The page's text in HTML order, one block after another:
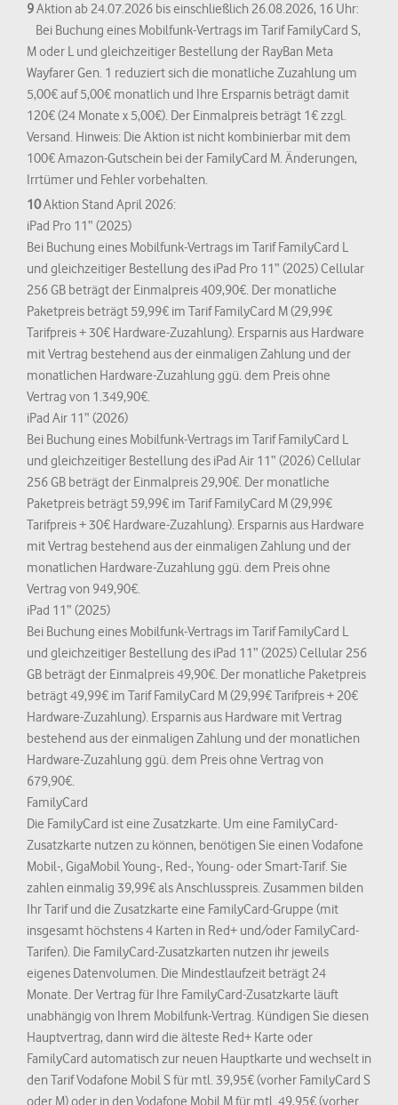
9Aktion ab 24.07.2026 bis einschließlich 26.08.2026, 16 Uhr:
Bei Buchung eines Mobilfunk-Vertrags im Tarif FamilyCard S,
M oder L und gleichzeitiger Bestellung der RayBan Meta
Wayfarer Gen. 1 reduziert sich die monatliche Zuzahlung um
5,00€ auf 5,00€ monatlich und Ihre Ersparnis beträgt damit
120€ (24 Monate x 5,00€). Der Einmalpreis beträgt 1€ zzgl.
Versand. Hinweis: Die Aktion ist nicht kombinierbar mit dem
100€ Amazon-Gutschein bei der FamilyCard M. Änderungen,
Irrtümer und Fehler vorbehalten.
10Aktion Stand April 2026:
iPad Pro 11“ (2025)
Bei Buchung eines Mobilfunk-Vertrags im Tarif FamilyCard L
und gleichzeitiger Bestellung des iPad Pro 11“ (2025) Cellular
256 GB beträgt der Einmalpreis 409,90€. Der monatliche
Paketpreis beträgt 59,99€ im Tarif FamilyCard M (29,99€
Tarifpreis + 30€ Hardware-Zuzahlung). Ersparnis aus Hardware
mit Vertrag bestehend aus der einmaligen Zahlung und der
monatlichen Hardware-Zuzahlung ggü. dem Preis ohne
Vertrag von 1.349,90€.
iPad Air 11“ (2026)
Bei Buchung eines Mobilfunk-Vertrags im Tarif FamilyCard L
und gleichzeitiger Bestellung des iPad Air 11“ (2026) Cellular
256 GB beträgt der Einmalpreis 29,90€. Der monatliche
Paketpreis beträgt 59,99€ im Tarif FamilyCard M (29,99€
Tarifpreis + 30€ Hardware-Zuzahlung). Ersparnis aus Hardware
mit Vertrag bestehend aus der einmaligen Zahlung und der
monatlichen Hardware-Zuzahlung ggü. dem Preis ohne
Vertrag von 949,90€.
iPad 11“ (2025)
Bei Buchung eines Mobilfunk-Vertrags im Tarif FamilyCard L
und gleichzeitiger Bestellung des iPad 11“ (2025) Cellular 256
GB beträgt der Einmalpreis 49,90€. Der monatliche Paketpreis
beträgt 49,99€ im Tarif FamilyCard M (29,99€ Tarifpreis + 20€
Hardware-Zuzahlung). Ersparnis aus Hardware mit Vertrag
bestehend aus der einmaligen Zahlung und der monatlichen
Hardware-Zuzahlung ggü. dem Preis ohne Vertrag von
679,90€.
FamilyCard
Die FamilyCard ist eine Zusatzkarte. Um eine FamilyCard-
Zusatzkarte nutzen zu können, benötigen Sie einen Vodafone
Mobil-, GigaMobil Young-, Red-, Young- oder Smart-Tarif. Sie
zahlen einmalig 39,99€ als Anschlusspreis. Zusammen bilden
Ihr Tarif und die Zusatzkarte eine FamilyCard-Gruppe (mit
insgesamt höchstens 4 Karten in Red+ und/oder FamilyCard-
Tarifen). Die FamilyCard-Zusatzkarten nutzen ihr jeweils
eigenes Datenvolumen. Die Mindestlaufzeit beträgt 24
Monate. Der Vertrag für Ihre FamilyCard-Zusatzkarte läuft
unabhängig von Ihrem Mobilfunk-Vertrag. Kündigen Sie diesen
Hauptvertrag, dann wird die älteste Red+ Karte oder
FamilyCard automatisch zur neuen Hauptkarte und wechselt in
den Tarif Vodafone Mobil S für mtl. 39,95€ (vorher FamilyCard S
oder M) oder in den Vodafone Mobil M für mtl. 49,95€ (vorher